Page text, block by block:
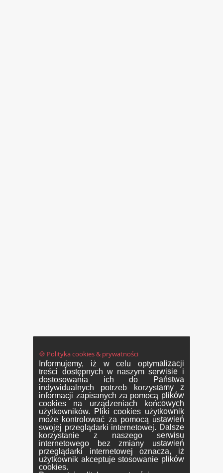
🍪 Polityka cookies & prywatności
Informujemy, iż w celu optymalizacji
treści dostępnych w naszym serwisie i
dostosowania ich do Państwa
indywidualnych potrzeb korzystamy z
informacji zapisanych za pomocą plików
cookies na urządzeniach końcowych
użytkowników. Pliki cookies użytkownik
może kontrolować za pomocą ustawień
swojej przeglądarki internetowej. Dalsze
korzystanie z naszego serwisu
internetowego bez zmiany ustawień
przeglądarki internetowej oznacza, iż
użytkownik akceptuje stosowanie plików
cookies.